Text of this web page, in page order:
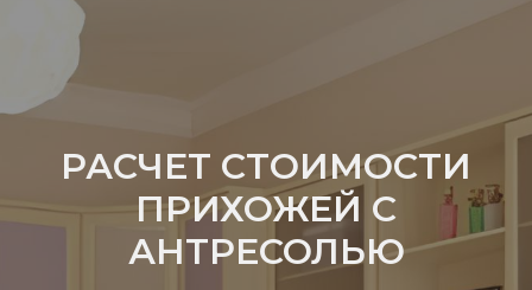
РАСЧЕТ СТОИМОСТИ
ПРИХОЖЕЙ С
АНТРЕСОЛЬЮ